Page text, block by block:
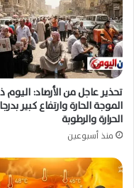
تحذير عاجل من الأرصاد: اليوم
الموجة الحارة وارتفاع كبير
الحرارة والرطوبة
منذ أسبوعين